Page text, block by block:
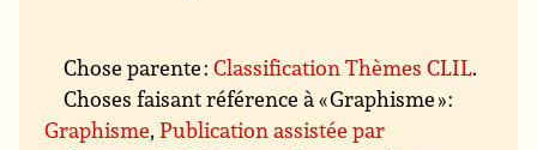
Chose parente :Classification Thèmes CLIL.
Choses faisant référence à « Graphisme » :
Graphisme,Publication assistée par